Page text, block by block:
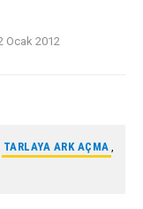
Ocak 2012
TARLAYA ARK AÇMA ,